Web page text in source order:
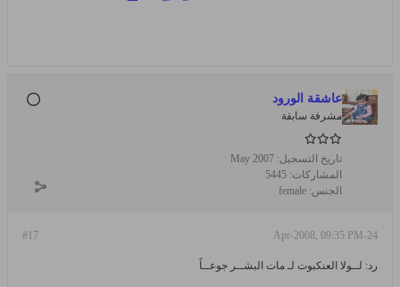
عاشقة الورود
مشرفة سابقة
تاريخ التسجيل: May 2007
المشاركات: 5445
الجنس: female
#17 24-Apr-2008, 09:35 PM
رد: لــولا العنكبوت لـ مات البشــر جوعــاً